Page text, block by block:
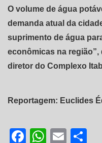
O volume de água
demanda atual da
suprimento de água
econômicas na
diretor do Complexo
Reportagem: Euclides
Facebook
Email